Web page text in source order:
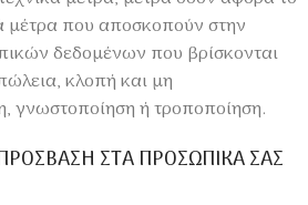
μέτρα που αποσκοπούν στην
δεδομένων που βρίσκονται
κλοπή και μη
γνωστοποίηση ή τροποποίηση.
ΣΤΑ ΠΡΟΣΩΠΙΚΑ ΣΑΣ